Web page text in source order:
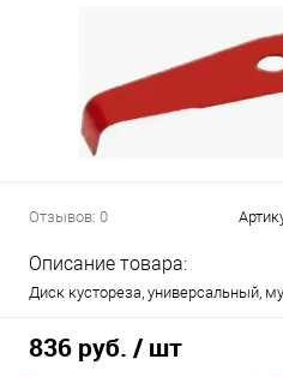
Отзывов: 0
Описание товара:
Диск кустореза, универсальный,
836 руб. / шт